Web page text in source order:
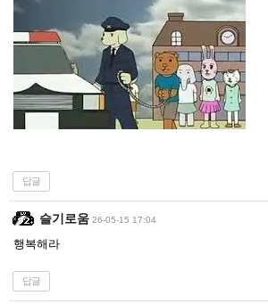
답글
슬기로움 26-05-15 17:04
행복해라
답글